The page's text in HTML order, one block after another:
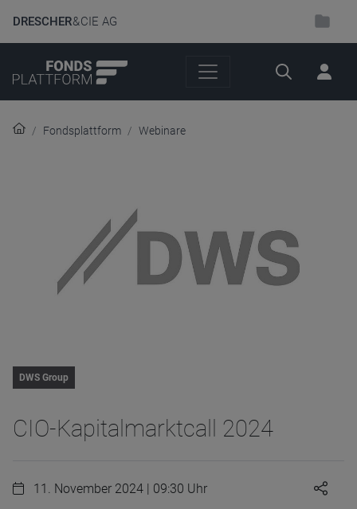
DRESCHER& CIE AG
Suche
Fondsplattform Webinare
DWS Group
CIO-Kapitalmarktcall 2024
11. November 2024 | 09:30 Uhr